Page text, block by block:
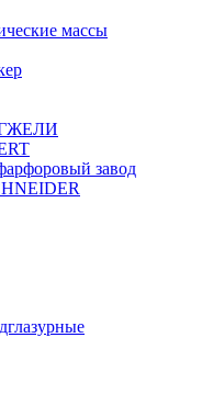
массы
завод